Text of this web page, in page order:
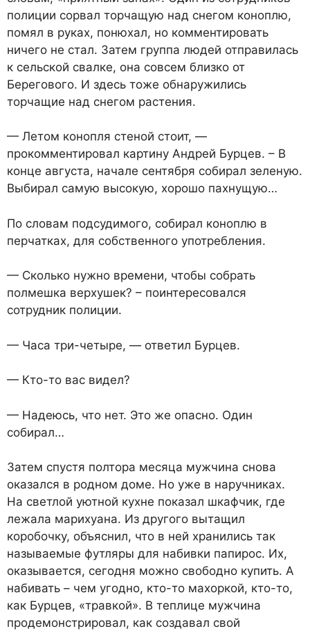
полиции сорвал торчащую над снегом коноплю,
помял в руках, понюхал, но комментировать
ничего не стал. Затем группа людей отправилась
к сельской свалке, она совсем близко от
Берегового. И здесь тоже обнаружились
торчащие над снегом растения.
— Летом конопля стеной стоит, —
прокомментировал картину Андрей Бурцев. – В
конце августа, начале сентября собирал зеленую.
Выбирал самую высокую, хорошо пахнущую…
По словам подсудимого, собирал коноплю в
перчатках, для собственного употребления.
— Сколько нужно времени, чтобы собрать
полмешка верхушек? – поинтересовался
сотрудник полиции.
— Часа три-четыре, — ответил Бурцев.
— Кто-то вас видел?
— Надеюсь, что нет. Это же опасно. Один
собирал…
Затем спустя полтора месяца мужчина снова
оказался в родном доме. Но уже в наручниках.
На светлой уютной кухне показал шкафчик, где
лежала марихуана. Из другого вытащил
коробочку, объяснил, что в ней хранились так
называемые футляры для набивки папирос. Их,
оказывается, сегодня можно свободно купить. А
набивать – чем угодно, кто-то махоркой, кто-то,
как Бурцев, «травкой». В теплице мужчина
продемонстрировал, как создавал свой